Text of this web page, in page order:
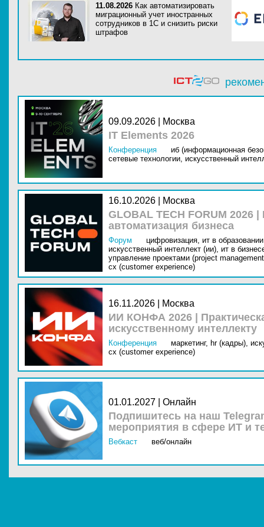
11.08.2026 Как автоматизировать
миграционный учет иностранных
сотрудников в 1С и снизить риски
штрафов
09.09.2026 | Москва
IT Elements 2026
Конференция
иб (информационная
сетевые технологии, искусственный
16.10.2026 | Москва
GLOBAL TECH FORUM
автоматизация бизнеса
Форум цифровизация, ит в
искусственный интеллект (ии), ит в
управление проектами (project
cx (customer experience)
16.11.2026 | Москва
ИИ КОНФА 2026 |
искусственному интеллекту
Конференция маркетинг, hr (кадры),
cx (customer experience)
01.01.2027 | Онлайн
Подпишитесь на наш
мероприятия в сфере ИТ и
Вебкаст веб/онлайн